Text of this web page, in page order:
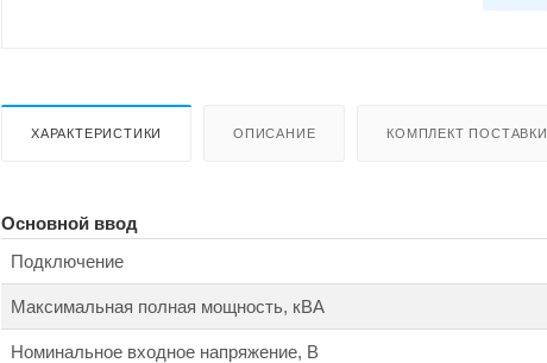
ХАРАКТЕРИСТИКИ ОПИСАНИЕ КОМПЛЕКТ ПОСТАВКИ
Основной ввод
Подключение
Максимальная полная мощность, кВА
Номинальное входное напряжение, В